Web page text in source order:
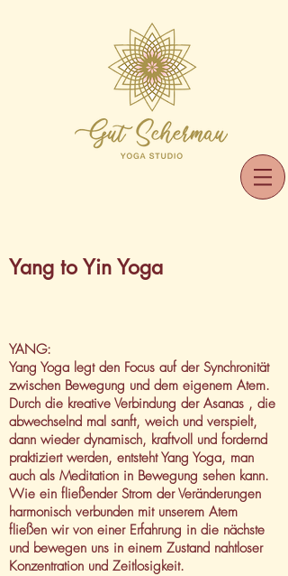
Yang to Yin Yoga
YANG:
Yang Yoga legt den Focus auf der Synchronität
zwischen Bewegung und dem eigenem Atem.
Durch die kreative Verbindung der Asanas , die
abwechselnd mal sanft, weich und verspielt,
dann wieder dynamisch, kraftvoll und fordernd
praktiziert werden, entsteht Yang Yoga, man
auch als Meditation in Bewegung sehen kann.
Wie ein fließender Strom der Veränderungen
harmonisch verbunden mit unserem Atem
fließen wir von einer Erfahrung in die nächste
und bewegen uns in einem Zustand nahtloser
Konzentration und Zeitlosigkeit.